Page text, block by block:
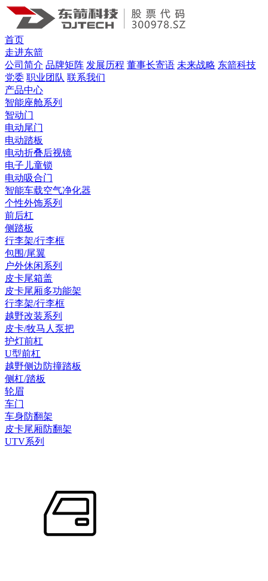
首页
走进东箭
公司简介 品牌矩阵 发展历程 董事长寄语 未来战略 东箭科技
党委 职业团队 联系我们
产品中心
智能座舱系列
智动门
电动尾门
电动踏板
电动折叠后视镜
电子儿童锁
电动吸合门
智能车载空气净化器
个性外饰系列
前后杠
侧踏板
行李架/行李框
包围/尾翼
户外休闲系列
皮卡尾箱盖
皮卡尾厢多功能架
行李架/行李框
越野改装系列
皮卡/牧马人泵把
护灯前杠
U型前杠
越野侧边防撞踏板
侧杠/踏板
轮眉
车门
车身防翻架
皮卡尾厢防翻架
UTV系列